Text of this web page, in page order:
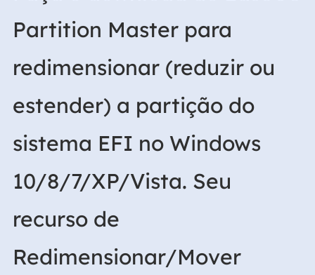
Partition Master para
redimensionar (reduzir ou
estender) a partição do
sistema EFI no Windows
10/8/7/XP/Vista. Seu
recurso de
Redimensionar/Mover